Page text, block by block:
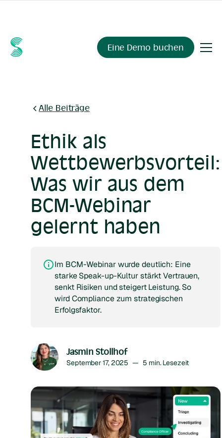
Eine Demo buchen
Alle Beiträge
Ethik als
Wettbewerbsvorteil:
Was wir aus dem
BCM-Webinar
gelernt haben
Im BCM-Webinar wurde deutlich: Eine
starke Speak-up-Kultur stärkt Vertrauen,
senkt Risiken und steigert Leistung. So
wird Compliance zum strategischen
Erfolgsfaktor.
Jasmin Stollhof
September 17, 2025 — 5 min. Lesezeit